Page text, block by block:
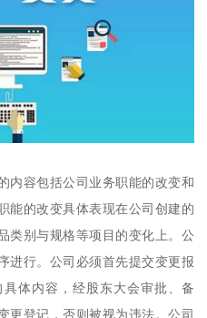
内容包括公司业务职能的改变和
能的改变具体表现在公司创建的
类别与规格等项目的变化上。公
进行。公司必须首先提交变更报
体内容，经股东大会审批、备
更登记，否则被视为违法。公司